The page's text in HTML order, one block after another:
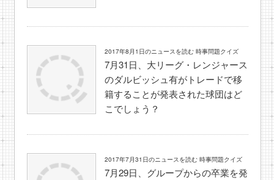
2017年8月1日のニュースを読む 時事問題クイズ
7月31日、大リーグ・レンジャース
のダルビッシュ有がトレードで移
籍することが発表された球団はど
こでしょう？
2017年7月31日のニュースを読む 時事問題クイズ
7月29日、グループからの卒業を発